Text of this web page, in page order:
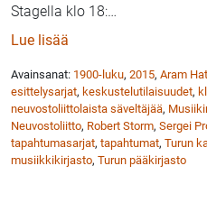
Stagella klo 18:…
Lue lisää
Avainsanat: 1900-luku, 2015, Aram
esittelysarjat, keskustelutilaisuudet,
neuvostoliittolaista säveltäjää,
Neuvostoliitto, Robert Storm, Sergei
tapahtumasarjat, tapahtumat, Turun
musiikkikirjasto, Turun pääkirjasto